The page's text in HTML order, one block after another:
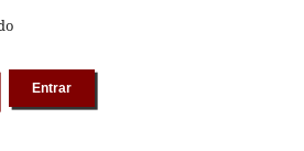
Entrar